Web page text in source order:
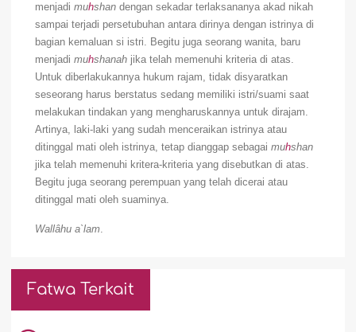
menjadimuhshan dengan sekadar terlaksananya akad nikah
sampai terjadi persetubuhan antara dirinya dengan istrinya di
bagian kemaluan si istri. Begitu juga seorang wanita, baru
menjadimuhshanah jika telah memenuhi kriteria di atas.
Untuk diberlakukannya hukum rajam, tidak disyaratkan
seseorang harus berstatus sedang memiliki istri/suami saat
melakukan tindakan yang mengharuskannya untuk dirajam.
Artinya, laki-laki yang sudah menceraikan istrinya atau
ditinggal mati oleh istrinya, tetap dianggap sebagaimuhshan
jika telah memenuhi kritera-kriteria yang disebutkandi atas.
Begitu juga seorang perempuan yang telah dicerai atau
ditinggal mati oleh suaminya.
Wallâhu a`lam.
Fatwa Terkait